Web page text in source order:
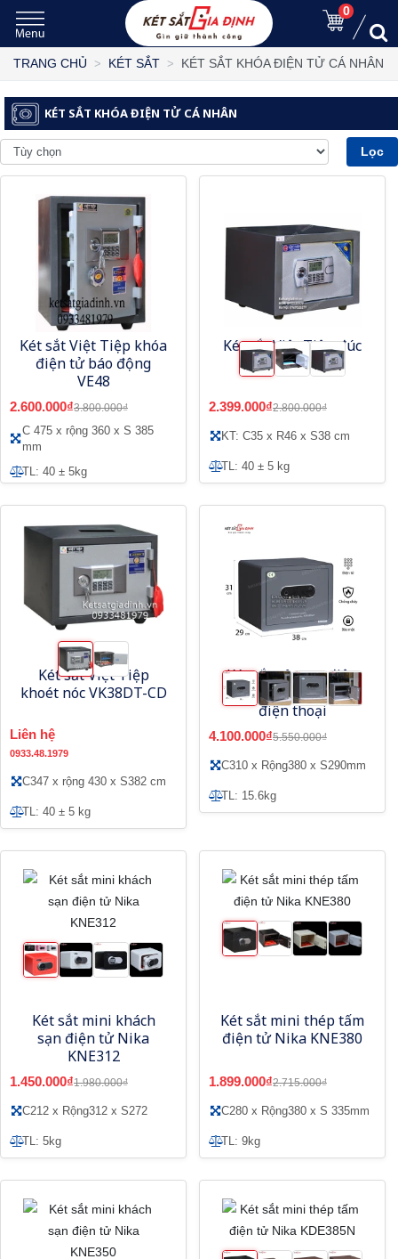
0
TRANG CHỦ KÉT SẮT KÉT SẮT KHÓA ĐIỆN TỬ CÁ NHÂN
KÉT SẮT KHÓA ĐIỆN TỬ CÁ NHÂN
Lọc
Két sắt Việt Tiệp khóa
điện tử báo động
VE48
2.600.000₫3.800.000₫
C 475 x rộng 360 x S 385
mm
TL: 40 ± 5kg
Két sắt Việt Tiệp đúc
đặc VTE35
2.399.000₫2.800.000₫
KT: C35 x R46 x S38 cm
TL: 40 ± 5 kg
Két sắt Việt Tiệp
khoét nóc VK38DT-CD
Liên hệ
0933.48.1979
C347 x rộng 430 x S382 cm
TL: 40 ± 5 kg
Két sắt vân tay điện
tử HK-D30AM App
điện thoại
4.100.000₫5.550.000₫
C310 x Rộng380 x S290mm
TL: 15.6kg
Két sắt mini khách
sạn điện tử Nika
KNE312
1.450.000₫1.980.000₫
C212 x Rộng312 x S272
TL: 5kg
Két sắt mini thép tấm
điện tử Nika KNE380
1.899.000₫2.715.000₫
C280 x Rộng380 x S 335mm
TL: 9kg